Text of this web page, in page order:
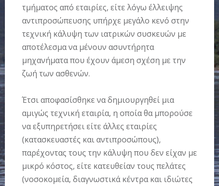
τμήματος από εταιρίες, είτε λόγω έλλειψης
αντιπροσώπευσης υπήρχε μεγάλο κενό στην
τεχνική κάλυψη των ιατρικών συσκευών με
αποτέλεσμα να μένουν ασυντήρητα
μηχανήματα που έχουν άμεση σχέση με την
ζωή των ασθενών.
Έτσι αποφασίσθηκε να δημιουργηθεί μια
αμιγώς τεχνική εταιρία, η οποία θα μπορούσε
να εξυπηρετήσει είτε άλλες εταιρίες
(κατασκευαστές και αντιπροσώπους),
παρέχοντας τους την κάλυψη που δεν είχαν με
μικρό κόστος, είτε κατευθείαν τους πελάτες
(νοσοκομεία, διαγνωστικά κέντρα και ιδιώτες